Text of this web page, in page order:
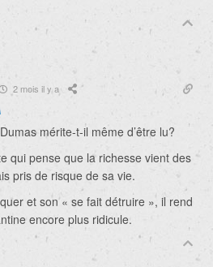
2 mois il y a
mérite-t-il même d’être lu?
qui pense que la richesse vient des
pris de risque de sa vie.
et son « se fait détruire », il rend
encore plus ridicule.